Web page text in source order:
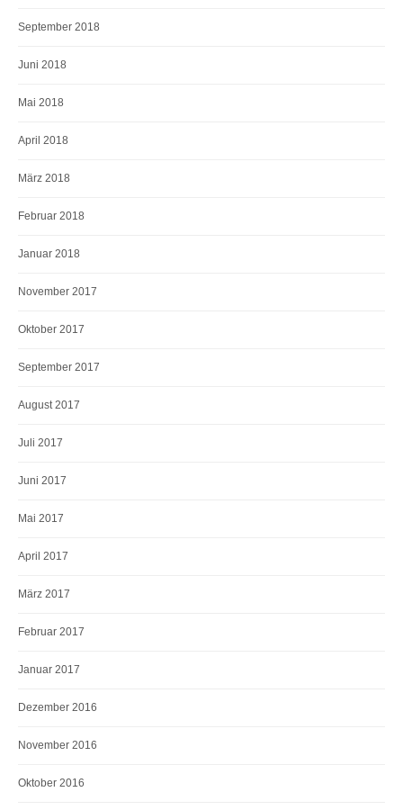
September 2018
Juni 2018
Mai 2018
April 2018
März 2018
Februar 2018
Januar 2018
November 2017
Oktober 2017
September 2017
August 2017
Juli 2017
Juni 2017
Mai 2017
April 2017
März 2017
Februar 2017
Januar 2017
Dezember 2016
November 2016
Oktober 2016